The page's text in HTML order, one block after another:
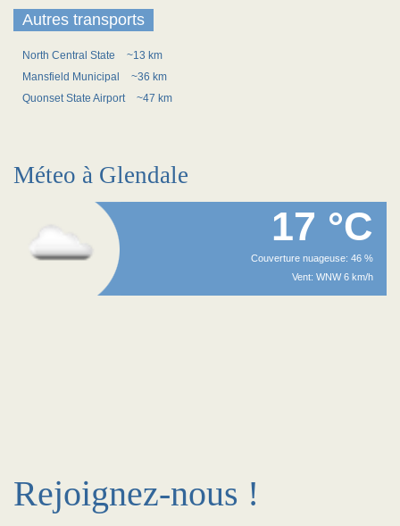
Autres transports
North Central State
~13 km
Mansfield Municipal
~36 km
Quonset State Airport
~47 km
Méteo à Glendale
17 °C
Couverture nuageuse: 46 %
Vent: WNW 6 km/h
Rejoignez-nous !